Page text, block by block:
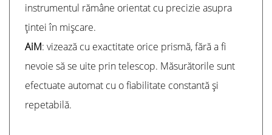
instrumentul rămâne orientat cu precizie asupra
țintei în mișcare.
AiM: vizează cu exactitate orice prismă, fără a fi
nevoie să se uite prin telescop. Măsurătorile sunt
efectuate automat cu o fiabilitate constantă și
repetabilă.